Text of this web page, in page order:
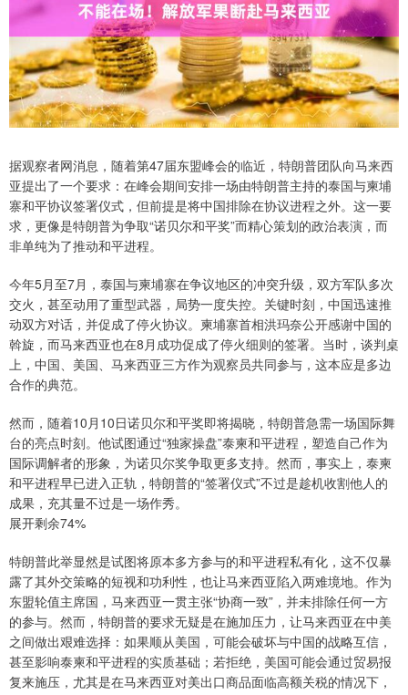
据观察者网消息，随着第47届东盟峰会的临近，特朗普团队向马来西
亚提出了一个要求：在峰会期间安排一场由特朗普主持的泰国与柬埔
寨和平协议签署仪式，但前提是将中国排除在协议进程之外。这一要
求，更像是特朗普为争取“诺贝尔和平奖”而精心策划的政治表演，而
非单纯为了推动和平进程。
今年5月至7月，泰国与柬埔寨在争议地区的冲突升级，双方军队多次
交火，甚至动用了重型武器，局势一度失控。关键时刻，中国迅速推
动双方对话，并促成了停火协议。柬埔寨首相洪玛奈公开感谢中国的
斡旋，而马来西亚也在8月成功促成了停火细则的签署。当时，谈判桌
上，中国、美国、马来西亚三方作为观察员共同参与，这本应是多边
合作的典范。
然而，随着10月10日诺贝尔和平奖即将揭晓，特朗普急需一场国际舞
台的亮点时刻。他试图通过“独家操盘”泰柬和平进程，塑造自己作为
国际调解者的形象，为诺贝尔奖争取更多支持。然而，事实上，泰柬
和平进程早已进入正轨，特朗普的“签署仪式”不过是趁机收割他人的
成果，充其量不过是一场作秀。
展开剩余74%
特朗普此举显然是试图将原本多方参与的和平进程私有化，这不仅暴
露了其外交策略的短视和功利性，也让马来西亚陷入两难境地。作为
东盟轮值主席国，马来西亚一贯主张“协商一致”，并未排除任何一方
的参与。然而，特朗普的要求无疑是在施加压力，让马来西亚在中美
之间做出艰难选择：如果顺从美国，可能会破坏与中国的战略互信，
甚至影响泰柬和平进程的实质基础；若拒绝，美国可能会通过贸易报
复来施压，尤其是在马来西亚对美出口商品面临高额关税的情况下，